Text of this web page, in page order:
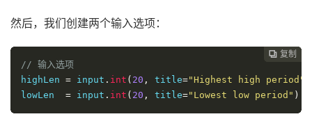
recentLow = ta .lowest(low
    color
.
else
if low == recentLow
    color
new ( RandomColour (), 80)
然后，我们创建两个输入选项：
 复制
 复制
 复制
 复制
 复制
 复制
// 输入选项
highLen = input . int ( 20 , title="Highest high period"
lowLen = input . int ( 20 , title="Lowest low period" )